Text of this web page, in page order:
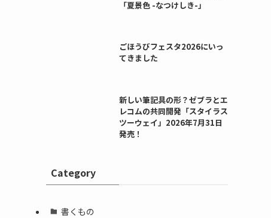
「夏景色 -なつけしき-」
ごほうびフェスタ2026にいっ
てきました
新しい筆記具の形？ゼブラとエ
レコムの共同開発「スタイラス
ツーウェイ」2026年7月31日
発売！
Category
書くもの